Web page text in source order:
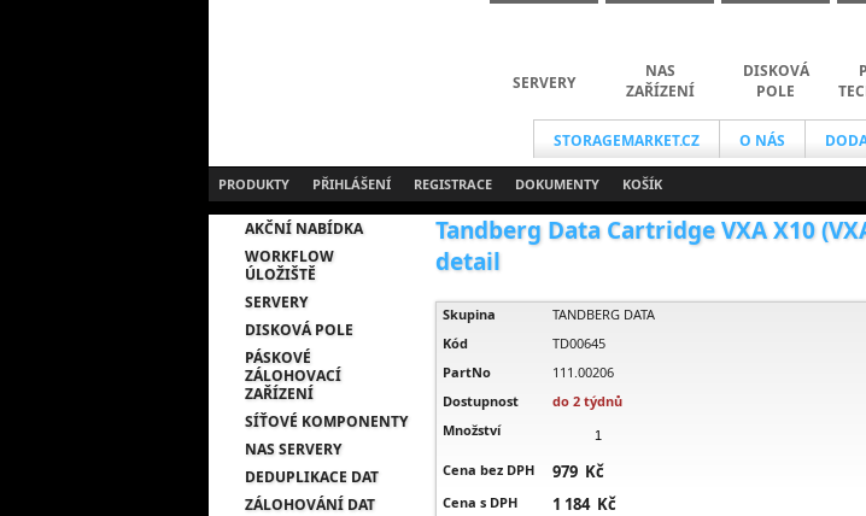
STORAGEMARKET.CZ O NÁS
SERVERY
NAS
ZAŘÍZENÍ
DISKOVÁ
POLE
PRODUKTY PŘIHLÁŠENÍ REGISTRACE DOKUMENTY KOŠÍK
AKČNÍ NABÍDKA
WORKFLOW
ÚLOŽIŠTĚ
SERVERY
DISKOVÁ POLE
PÁSKOVÉ
ZÁLOHOVACÍ
ZAŘÍZENÍ
SÍŤOVÉ KOMPONENTY
NAS SERVERY
DEDUPLIKACE DAT
ZÁLOHOVÁNÍ DAT
Tandberg Data Cartridge VXA X10
detail
Skupina
TANDBERG DATA
Kód
TD00645
PartNo
111.00206
Dostupnost
do 2 týdnů
Množství
Cena bez DPH 979 Kč
Cena s DPH 1 184 Kč